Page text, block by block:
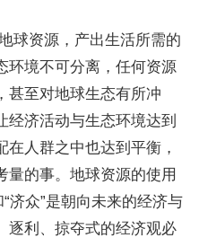
球资源，产出生活所需的
环境不可分离，任何资源
甚至对地球生态有所冲
经济活动与生态环境达到
人群之中也达到平衡，
量的事。地球资源的使用
济众”是朝向未来的经济与
逐利、掠夺式的经济观必